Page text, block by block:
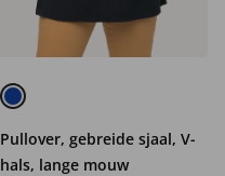
Pullover, gebreide sjaal, V-
hals, lange mouw